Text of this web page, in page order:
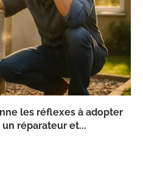
les réflexes à adopter
un réparateur et...